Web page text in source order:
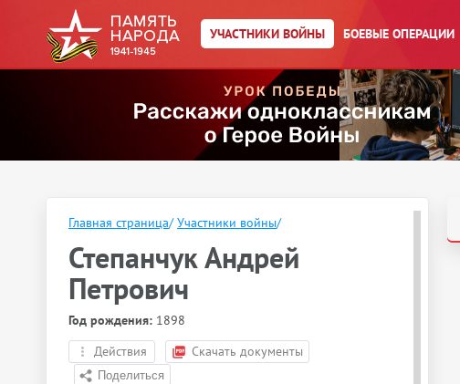
УЧАСТНИКИ ВОЙНЫ БОЕВЫЕ ОПЕРАЦИИ
Главная страница/ Участники войны/
Степанчук Андрей
Петрович
Год рождения: 1898
Действия
Скачать документы